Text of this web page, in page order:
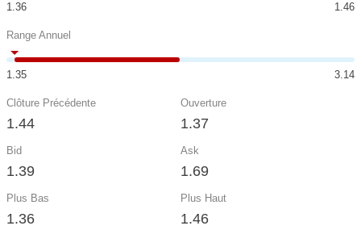
1.36 1.46
Range Annuel
1.35 3.14
Clôture Précédente
1.44
Ouverture
1.37
Bid
1.39
Ask
1.69
Plus Bas
1.36
Plus Haut
1.46